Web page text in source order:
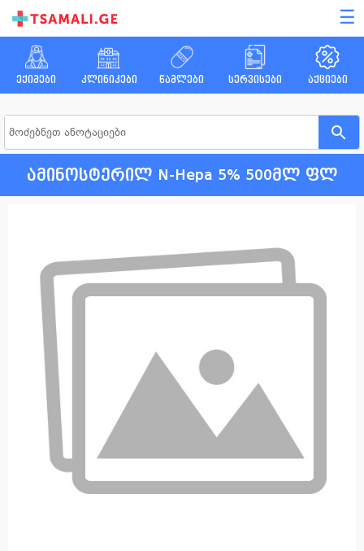
☰
ექიმები კლინიკები წამლები სერვისები აქციები
ამინოსტერილ N-Hepa 5% 500მლ ფლ